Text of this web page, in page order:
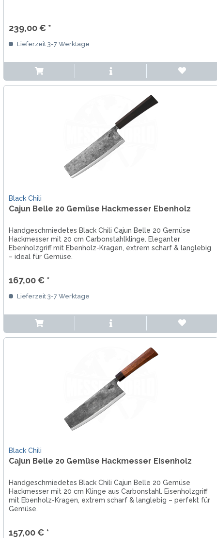
239,00 € *
Lieferzeit 3-7 Werktage
Black Chili
Cajun Belle 20 Gemüse Hackmesser Ebenholz
Handgeschmiedetes Black Chili Cajun Belle 20 Gemüse
Hackmesser mit 20 cm Carbonstahlklinge. Eleganter
Ebenholzgriff mit Ebenholz-Kragen, extrem scharf & langlebig
– ideal für Gemüse.
167,00 € *
Lieferzeit 3-7 Werktage
Black Chili
Cajun Belle 20 Gemüse Hackmesser Eisenholz
Handgeschmiedetes Black Chili Cajun Belle 20 Gemüse
Hackmesser mit 20 cm Klinge aus Carbonstahl. Eisenholzgriff
mit Ebenholz-Kragen, extrem scharf & langlebig – perfekt für
Gemüse.
157,00 € *